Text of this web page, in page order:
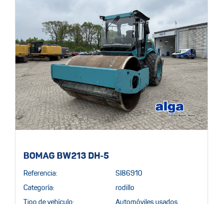
BOMAG BW213 DH-5
Referencia: SI86910
Categoría: rodillo
Tipo de vehículo: Automóviles usados